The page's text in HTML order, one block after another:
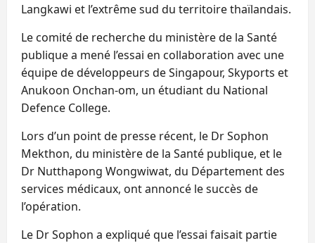
Langkawi et l’extrême sud du territoire thaïlandais.
Le comité de recherche du ministère de la Santé
publique a mené l’essai en collaboration avec une
équipe de développeurs de Singapour, Skyports et
Anukoon Onchan-om, un étudiant du National
Defence College.
Lors d’un point de presse récent, le Dr Sophon
Mekthon, du ministère de la Santé publique, et le
Dr Nutthapong Wongwiwat, du Département des
services médicaux, ont annoncé le succès de
l’opération.
Le Dr Sophon a expliqué que l’essai faisait partie